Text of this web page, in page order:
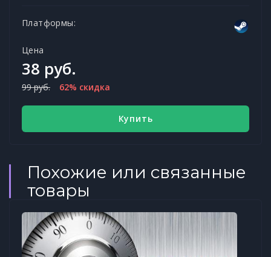
Платформы:
Цена
38 руб.
99 руб. 62% скидка
Купить
Похожие или связанные
товары